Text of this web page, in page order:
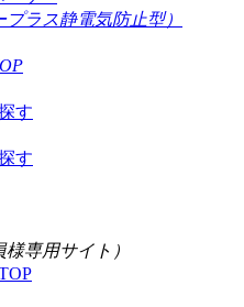
プラス静電気防止型）
す
す
専用サイト）